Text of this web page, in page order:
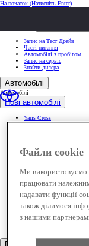
На початок (Натисніть Enter)
Запис на Тест Драйв
Часті питання
Автомобілі з пробігом
Запис на сервіс
Знайти дилера
Автомобілі
Автомобілі
Нові автомобілі
Yaris Cross
Corolla
Camry
Новий Toyota bZ4X
Новий Toyota bZ4X
Land Cruiser Prado
Land Cruiser
Proace City
Proace City Verso
Proace
Proace Verso
Файли cookie
Ми
працювати
надавати функції
також ділимося
з нашими